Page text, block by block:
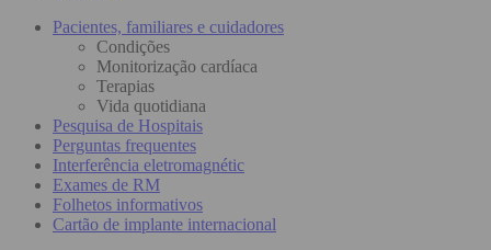
Pacientes, familiares e cuidadores
Condições
Monitorização cardíaca
Terapias
Vida quotidiana
Pesquisa de Hospitais
Perguntas frequentes
Interferência eletromagnétic
Exames de RM
Folhetos informativos
Cartão de implante internacional